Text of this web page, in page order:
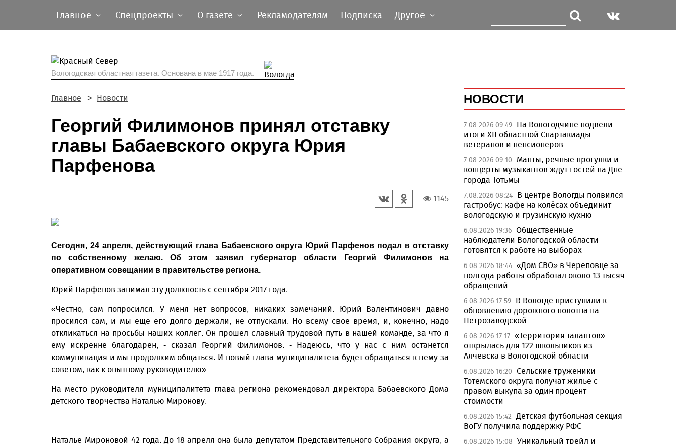
Главное Спецпроекты О газете Рекламодателям Подписка Другое
Вологодская областная газета. Основана в мае 1917 года.
Главное Новости
Георгий Филимонов принял отставку
главы Бабаевского округа Юрия
Парфенова
1145
Сегодня, 24 апреля, действующий глава Бабаевского округа Юрий Парфенов подал в отставку
по собственному желаю. Об этом заявил губернатор области Георгий Филимонов на
оперативном совещании в правительстве региона.
Юрий Парфенов занимал эту должность с сентября 2017 года.
«Честно, сам попросился. У меня нет вопросов, никаких замечаний. Юрий Валентинович давно
просился сам, и мы еще его долго держали, не отпускали. Но всему свое время, и, конечно, надо
откликаться на просьбы наших коллег. Он прошел славный трудовой путь в нашей команде, за что я
ему искренне благодарен, - сказал Георгий Филимонов. - Надеюсь, что у нас с ним останется
коммуникация и мы продолжим общаться. И новый глава муниципалитета будет обращаться к нему за
советом, как к опытному руководителю»
На место руководителя муниципалитета глава региона рекомендовал директора Бабаевского Дома
детского творчества Наталью Миронову.
Наталье Мироновой 42 года. До 18 апреля она была депутатом Представительного Собрания округа, а
НОВОСТИ
7.08.2026 09:49 На Вологодчине подвели
итоги XII областной Спартакиады
ветеранов и пенсионеров
7.08.2026 09:10
Манты, речные прогулки и
концерты музыкантов ждут гостей на Дне
города Тотьмы
7.08.2026 08:24 В центре Вологды появился
гастробус: кафе на колёсах объединит
вологодскую и грузинскую кухню
6.08.2026 19:36 Общественные
наблюдатели Вологодской области
готовятся к работе на выборах
6.08.2026 18:44 «Дом СВО» в Череповце за
полгода работы обработал около 13 тысяч
обращений
6.08.2026 17:59 В Вологде приступили к
обновлению дорожного полотна на
Петрозаводской
6.08.2026 17:17 «Территория талантов»
открылась для 122 школьников из
Алчевска в Вологодской области
6.08.2026 16:20 Сельские труженики
Тотемского округа получат жилье с
правом выкупа за один процент
стоимости
6.08.2026 15:42 Детская футбольная секция
ВоГУ получила поддержку РФС
6.08.2026 15:08 Уникальный трейл и